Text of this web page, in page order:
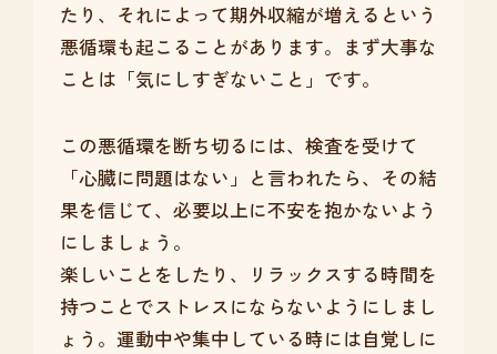
たり、それによって期外収縮が増えるという
悪循環も起こることがあります。まず大事な
ことは「気にしすぎないこと」です。
この悪循環を断ち切るには、検査を受けて
「心臓に問題はない」と言われたら、その結
果を信じて、必要以上に不安を抱かないよう
にしましょう。
楽しいことをしたり、リラックスする時間を
持つことでストレスにならないようにしまし
ょう。運動中や集中している時には自覚しに